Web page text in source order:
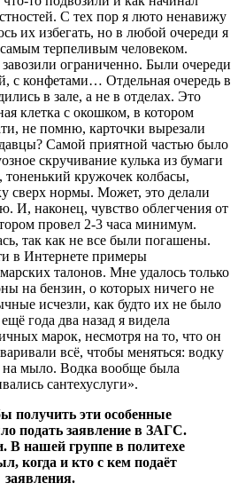
С тех пор я люто ненавижу
их избегать, но в любой очереди я
терпеливым человеком.
ограниченно. Были очереди
с конфетами… Отдельная очередь в
в зале, а не в отделах. Это
клетка с окошком, в котором
не помню, карточки вырезали
Самой приятной частью было
скручивание кулька из бумаги
тоненький кружочек колбасы,
сверх нормы. Может, это делали
И, наконец, чувство облегчения от
провел 2-3 часа минимум.
так как не все были погашены.
в Интернете примеры
талонов. Мне удалось только
на бензин, о которых ничего не
исчезли, как будто их не было
года два назад я видела
марок, несмотря на то, что он
всё, чтобы меняться: водку
мыло. Водка вообще была
сантехуслуги».
получить эти особенные
подать заявление в ЗАГС.
В нашей группе в политехе
когда и кто с кем подаёт
заявления.